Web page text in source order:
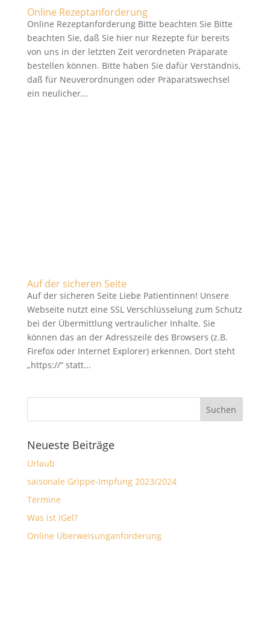
Online Rezeptanforderung
Online Rezeptanforderung Bitte beachten Sie Bitte
beachten Sie, daß Sie hier nur Rezepte für bereits
von uns in der letzten Zeit verordneten Präparate
bestellen können. Bitte haben Sie dafür Verständnis,
daß für Neuverordnungen oder Präparatswechsel
ein neulicher...
Auf der sicheren Seite
Auf der sicheren Seite Liebe Patientinnen! Unsere
Webseite nutzt eine SSL Verschlüsselung zum Schutz
bei der Übermittlung vertraulicher Inhalte. Sie
können das an der Adresszeile des Browsers (z.B.
Firefox oder Internet Explorer) erkennen. Dort steht
„https://“ statt...
Neueste Beiträge
Urlaub
saisonale Grippe-Impfung 2023/2024
Termine
Was ist IGel?
Online Überweisunganforderung